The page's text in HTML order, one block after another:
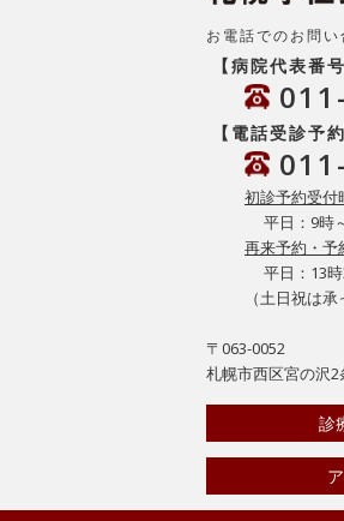
お電話でのお問
【病院代表番号
【電話受診予
初診予約受付
平日：9時
再来予約・予
平日：13
（土日祝は
〒063-0052
札幌市西区宮の沢
診